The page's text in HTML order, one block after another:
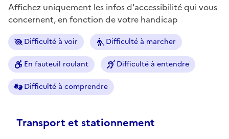
Affichez uniquement les infos d'accessibilité qui vous
concernent, en fonction de votre handicap
Difficulté à voir Difficulté à marcher
En fauteuil roulant Difficulté à entendre
Difficulté à comprendre
Transport et stationnement